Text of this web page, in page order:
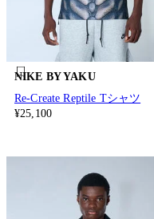
NIKE BY YAKU
Re-Create Reptile Tシャツ
¥25,100